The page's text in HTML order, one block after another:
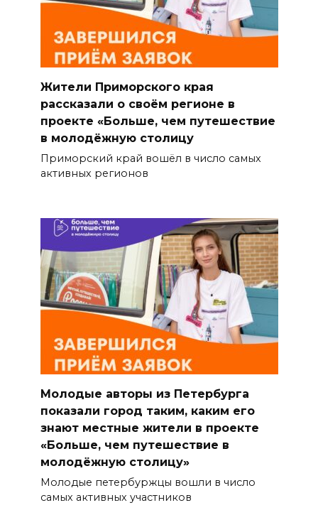
Жители Приморского края
рассказали о своём регионе в
проекте «Больше, чем путешествие
в молодёжную столицу
Приморский край вошёл в число самых
активных регионов
Молодые авторы из Петербурга
показали город таким, каким его
знают местные жители в проекте
«Больше, чем путешествие в
молодёжную столицу»
Молодые петербуржцы вошли в число
самых активных участников